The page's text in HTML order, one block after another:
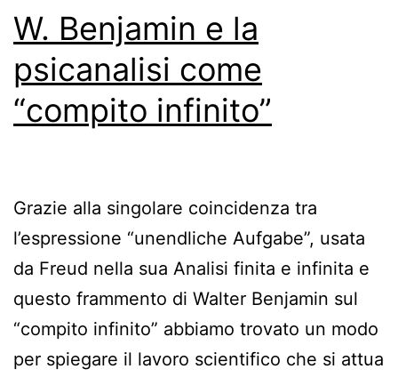
W. Benjamin e la
psicanalisi come
“compito infinito”
Grazie alla singolare coincidenza tra
l’espressione “unendliche Aufgabe”, usata
da Freud nella sua Analisi finita e infinita e
questo frammento di Walter Benjamin sul
“compito infinito” abbiamo trovato un modo
per spiegare il lavoro scientifico che si attua